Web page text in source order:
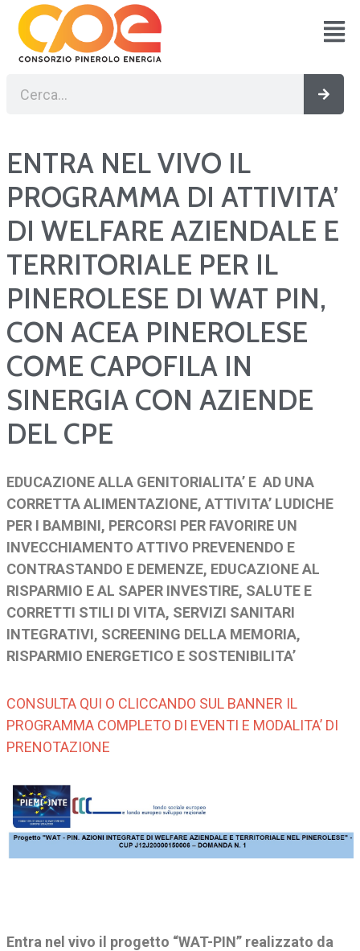
contenuto
ENTRA NEL VIVO IL
PROGRAMMA DI ATTIVITA’
DI WELFARE AZIENDALE E
TERRITORIALE PER IL
PINEROLESE DI WAT PIN,
CON ACEA PINEROLESE
COME CAPOFILA IN
SINERGIA CON AZIENDE
DEL CPE
EDUCAZIONE ALLA GENITORIALITA’ E AD UNA
CORRETTA ALIMENTAZIONE, ATTIVITA’ LUDICHE
PER I BAMBINI, PERCORSI PER FAVORIRE UN
INVECCHIAMENTO ATTIVO PREVENENDO E
CONTRASTANDO E DEMENZE, EDUCAZIONE AL
RISPARMIO E AL SAPER INVESTIRE, SALUTE E
CORRETTI STILI DI VITA, SERVIZI SANITARI
INTEGRATIVI, SCREENING DELLA MEMORIA,
RISPARMIO ENERGETICO E SOSTENIBILITA’
CONSULTA QUI O CLICCANDO SUL BANNER IL
PROGRAMMA COMPLETO DI EVENTI E MODALITA’ DI
PRENOTAZIONE
Entra nel vivo il progetto “WAT-PIN” realizzato da